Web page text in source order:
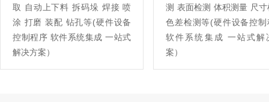
取 自动上下料 拆码垛 焊接 喷
涂 打磨 装配 钻孔等(硬件设备
控制程序 软件系统集成 一站式
解决方案）
测 表面检测 体积测量 尺寸
色差检测等(硬件设备控制
软件系统集成 一站式解
案）